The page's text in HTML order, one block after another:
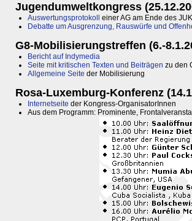
Jugendumweltkongress
Auswertungsprotokoll
einer AG am Ende des
Debatte um Ausgrenzung, Rauswürfe und
G8-Mobilisierungstreffen (6.-
Bericht auf Indymedia
Seite mit kritischen Texten und Beiträgen zu den
Allgemeine Seite der Mobilisierung
Rosa-Luxemburg-Konferenz
Internetseite der Kongress-OrganisatorInnen
Aus dem Programm: Prominente,